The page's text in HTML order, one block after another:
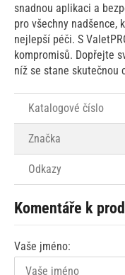
snadnou aplikaci a
pro všechny nadšence,
nejlepší péči. S
kompromisů. Dopřejte
níž se stane skutečnou
Katalogové číslo
Značka
Odkazy
Komentáře k
Vaše jméno: